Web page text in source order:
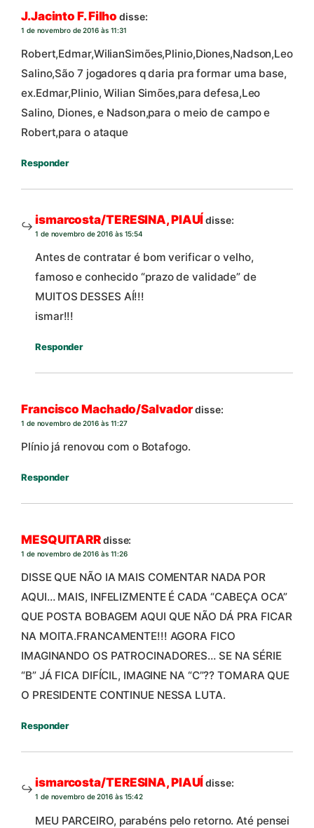
J.Jacinto F. Filho disse:
1 de novembro de 2016 às 11:31
Robert,Edmar,WilianSimões,Plinio,Diones,Nadson,Leo
Salino,São 7 jogadores q daria pra formar uma base,
ex.Edmar,Plinio, Wilian Simões,para defesa,Leo
Salino, Diones, e Nadson,para o meio de campo e
Robert,para o ataque
Responder
ismarcosta/TERESINA, PIAUÍdisse:
1 de novembro de 2016 às 15:54
Antes de contratar é bom verificar o velho,
famoso e conhecido “prazo de validade” de
MUITOS DESSES AÍ!!!
ismar!!!
Responder
Francisco Machado/Salvadordisse:
1 de novembro de 2016 às 11:27
Plínio já renovou com o Botafogo.
Responder
MESQUITARRdisse:
1 de novembro de 2016 às 11:26
DISSE QUE NÃO IA MAIS COMENTAR NADA POR
AQUI… MAIS, INFELIZMENTE É CADA “CABEÇA OCA”
QUE POSTA BOBAGEM AQUI QUE NÃO DÁ PRA FICAR
NA MOITA.FRANCAMENTE!!! AGORA FICO
IMAGINANDO OS PATROCINADORES… SE NA SÉRIE
“B” JÁ FICA DIFÍCIL, IMAGINE NA “C”?? TOMARA QUE
O PRESIDENTE CONTINUE NESSA LUTA.
Responder
ismarcosta/TERESINA, PIAUÍdisse:
1 de novembro de 2016 às 15:42
MEU PARCEIRO, parabéns pelo retorno. Até pensei